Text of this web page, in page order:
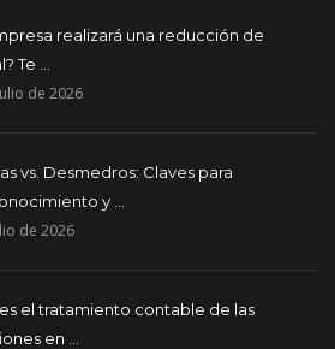
realizará una reducción de
Te ...
de 2026
vs. Desmedros: Claves para
y ...
de 2026
es el tratamiento contable de las
en ...